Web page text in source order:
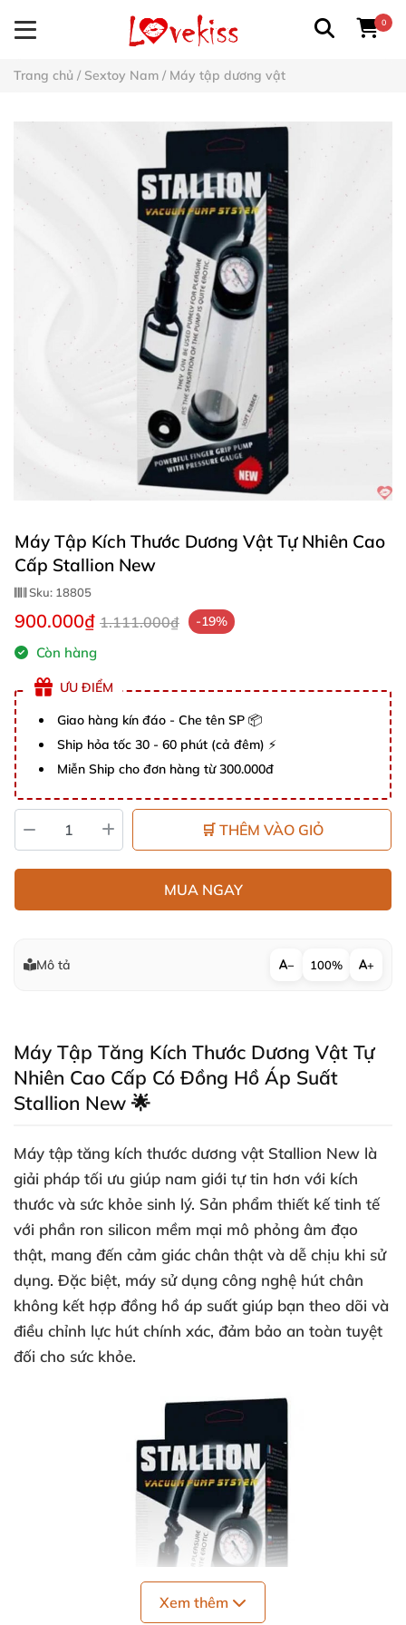
0
Trang chủ / Sextoy Nam / Máy tập dương vật
Máy Tập Kích Thước Dương Vật Tự Nhiên Cao
Cấp Stallion New
Sku: 18805
900.000₫ 1.111.000₫ -19%
Còn hàng
ƯU ĐIỂM
Giao hàng kín đáo - Che tên SP 📦
Ship hỏa tốc 30 - 60 phút (cả đêm) ⚡
Miễn Ship cho đơn hàng từ 300.000đ
🛒 THÊM VÀO GIỎ
MUA NGAY
Mô tả − 100% +
Máy Tập Tăng Kích Thước Dương Vật Tự
Nhiên Cao Cấp Có Đồng Hồ Áp Suất
Stallion New 🌟
Máy tập tăng kích thước dương vật Stallion New là
giải pháp tối ưu giúp nam giới tự tin hơn với kích
thước và sức khỏe sinh lý. Sản phẩm thiết kế tinh tế
với phần ron silicon mềm mại mô phỏng âm đạo
thật, mang đến cảm giác chân thật và dễ chịu khi sử
dụng. Đặc biệt, máy sử dụng công nghệ hút chân
không kết hợp đồng hồ áp suất giúp bạn theo dõi và
điều chỉnh lực hút chính xác, đảm bảo an toàn tuyệt
đối cho sức khỏe.
Xem thêm